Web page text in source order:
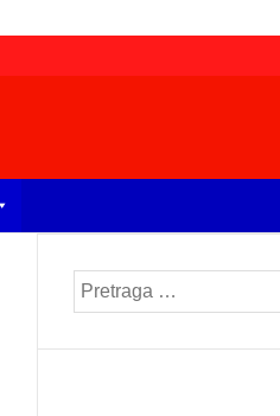
Pretraga
za: